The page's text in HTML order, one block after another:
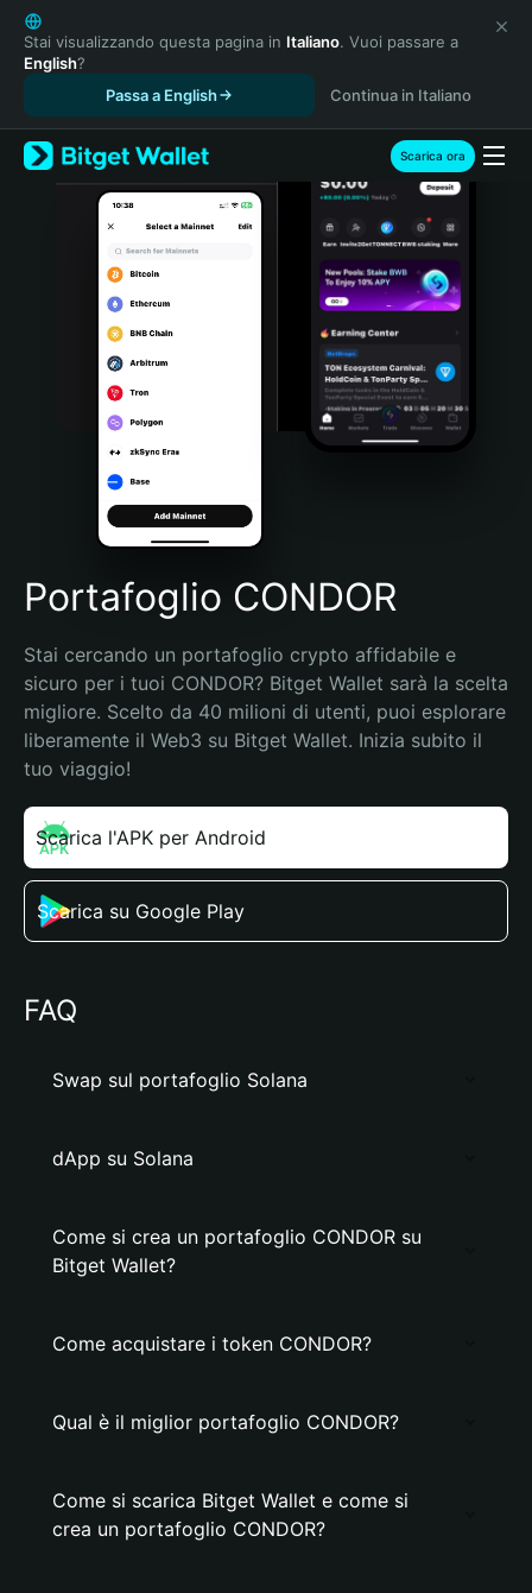
English
日本語
Tiếng Việt
Español (Latinoamérica)
Türkçe
Italiano
Português (Portugal)
Bahasa Indonesia
Português (Brasil)
Español (Argentina)
Stai visualizzando questa pagina in Italiano. Vuoi passare a
English?
Passa a English
Continua in Italiano
Scarica ora
Portafoglio CONDOR
Stai cercando un portafoglio crypto affidabile e
sicuro per i tuoi CONDOR? Bitget Wallet sarà la scelta
migliore. Scelto da 40 milioni di utenti, puoi esplorare
liberamente il Web3 su Bitget Wallet. Inizia subito il
tuo viaggio!
Scarica l'APK per Android
Scarica su Google Play
FAQ
Swap sul portafoglio Solana
dApp su Solana
Come si crea un portafoglio CONDOR su
Bitget Wallet?
Come acquistare i token CONDOR?
Qual è il miglior portafoglio CONDOR?
Come si scarica Bitget Wallet e come si
crea un portafoglio CONDOR?